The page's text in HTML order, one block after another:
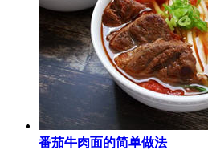
番茄牛肉面的简单做法